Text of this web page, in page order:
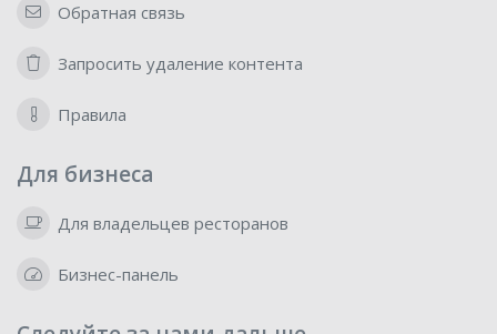
Обратная связь
Запросить удаление контента
Правила
Для бизнеса
Для владельцев ресторанов
Бизнес-панель